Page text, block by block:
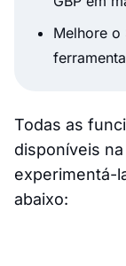
Melhore o
Todas as
disponíveis
experimentá-
abaixo: